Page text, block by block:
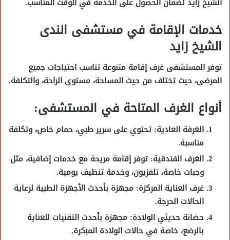
خدمات الإقامة في مستشفى الندى
الشيخ زايد
توفر المستشفى غرف إقامة متنوعة تناسب احتياجات جميع
المرضى، حيث تختلف من حيث المساحة، مستوى الراحة، والتكلفة.
أنواع الغرف المتاحة في المستشفى:
الغرفة العادية: تحتوي على سرير طبي، حمام خاص، وتكلفة
مناسبة.
الغرف الفندقية: توفر إقامة مريحة مع خدمات إضافية، مثل
وجبات خاصة، تلفزيون، وخدمة تنظيف يومية.
غرف العناية المركزة: مجهزة بأحدث الأجهزة الطبية لرعاية
الحالات الحرجة.
حضانة حديثي الولادة: مجهزة بأحدث التقنيات للعناية
بالرضع، خاصة في حالات الولادة المبكرة.